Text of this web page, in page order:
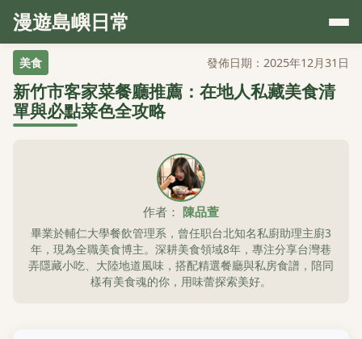
漫遊島嶼日常
美食 發佈日期：2025年12月31日
新竹市客家菜餐廳推薦：在地人私藏美食清
單與必點菜色全攻略
作者： 陳品萱
畢業於輔仁大學餐飲管理系，曾任职台北知名私廚助理主廚3
年，現為全職美食博主。深耕美食領域8年，專注分享台灣巷
弄隱藏小吃、大陸地道風味，搭配精選餐廳與私房食譜，陪同
樣有美食魂的你，用味蕾探索美好。